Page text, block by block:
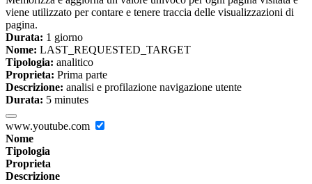
viene utilizzato per contare e tenere traccia delle visualizzazioni di
pagina.
Durata: 1 giorno
Nome: LAST_REQUESTED_TARGET
Tipologia: analitico
Proprieta: Prima parte
Descrizione: analisi e profilazione navigazione utente
Durata: 5 minutes
www.youtube.com
Nome
Tipologia
Proprieta
Descrizione